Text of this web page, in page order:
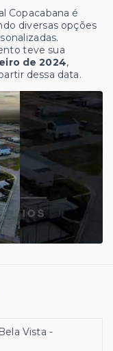
Copacabana é
diversas opções
teve sua
de 2024,
dessa data.
Vista -